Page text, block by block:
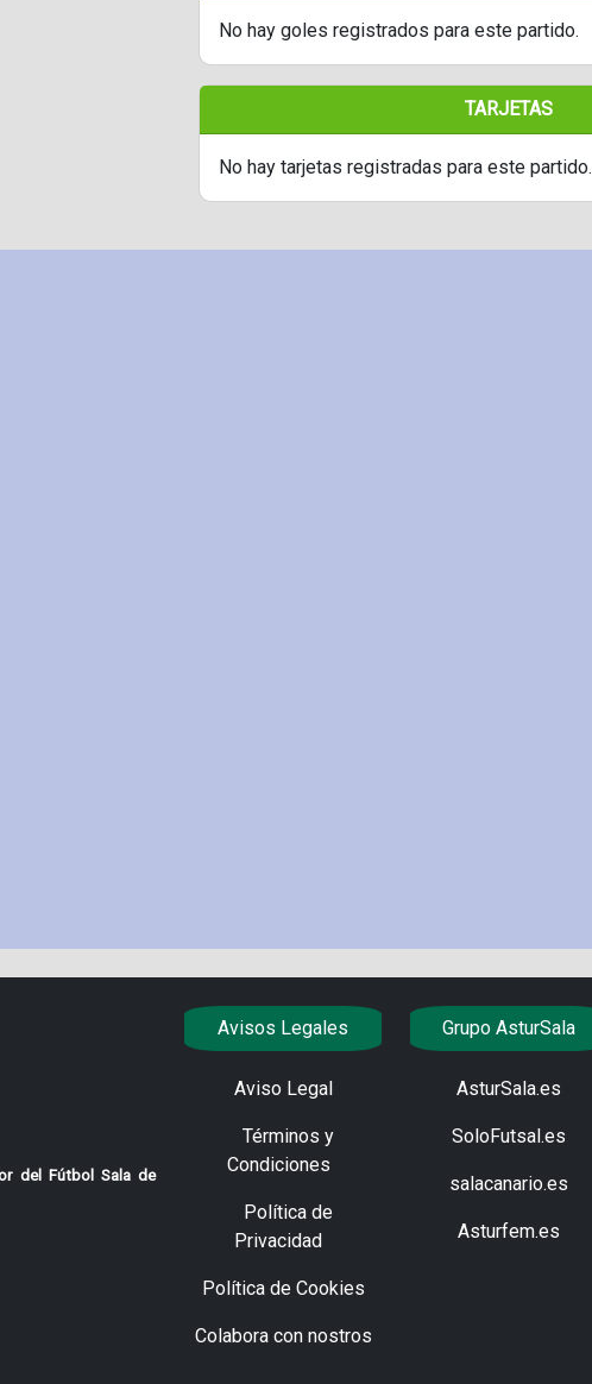
No hay goles registrados para este partido.
TARJETAS
No hay tarjetas registradas para este partido.
del Fútbol Sala de
Avisos Legales
Aviso Legal
Términos y
Condiciones
Política de
Privacidad
Política de Cookies
Colabora con nostros
Grupo AsturSala
AsturSala.es
SoloFutsal.es
salacanario.es
Asturfem.es